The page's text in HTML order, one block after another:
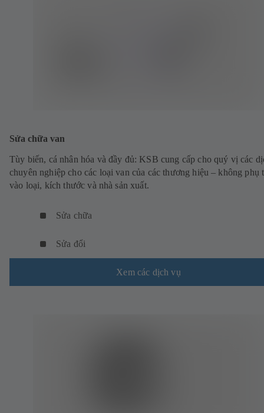
Sửa chữa van
Tùy biến, cá nhân hóa và đầy đủ: KSB cung cấp cho quý vị các
chuyên nghiệp cho các loại van của các thương hiệu – không phụ
vào loại, kích thước và nhà sản xuất.
Sửa chữa
Sửa đổi
Xem các dịch vụ